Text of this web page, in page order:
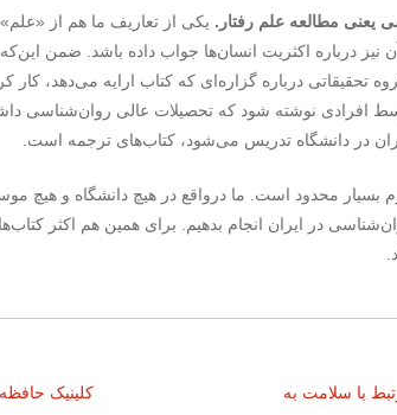
یعنی مطالعه علم رفتار. یکی از تعاریف ما هم از
درباره اکثریت انسان‌ها جواب داده باشد. ضمن این‌که
درباره گزاره‌ای که کتاب ارایه می‌دهد، کار
افرادی نوشته شود که تحصیلات عالی روان‌شناسی
در دانشگاه تدریس می‌شود، کتاب‌های ترجمه است.
بسیار محدود است. ما درواقع در هیچ دانشگاه و هیچ
در ایران انجام بدهیم. برای همین هم اکثر
کلینیک
با سلامت به